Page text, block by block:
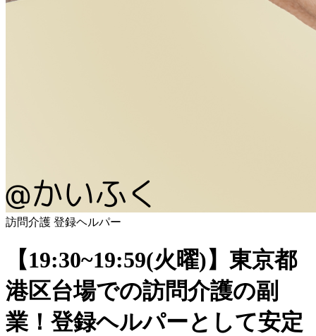
訪問介護 登録ヘルパー
【19:30~19:59(火曜)】東京都
港区台場での訪問介護の副
業！登録ヘルパーとして安定